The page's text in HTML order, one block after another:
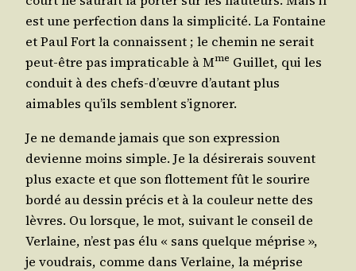
est une per­fec­tion dans la sim­pli­ci­té. La Fon­taine
et Paul Fort la connaissent ; le che­min ne serait
peut-être pas impra­ti­cable à Mme Guillet, qui les
conduit à des chefs-d’œuvre d’au­tant plus
aimables qu’ils semblent s’ignorer.
Je ne demande jamais que son expres­sion
devienne moins simple. Je la dési­re­rais sou­vent
plus exacte et que son flot­te­ment fût le sou­rire
bor­dé au des­sin pré­cis et à la cou­leur nette des
lèvres. Ou lorsque, le mot, sui­vant le conseil de
Ver­laine, n’est pas élu « sans quelque méprise »,
je vou­drais, comme dans Ver­laine, la méprise